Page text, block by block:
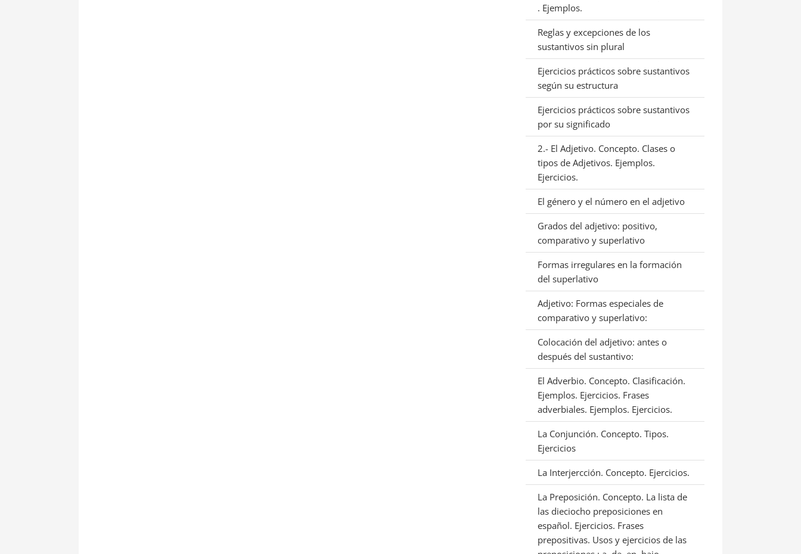
. Ejemplos.
Reglas y excepciones de los
sustantivos sin plural
Ejercicios prácticos sobre sustantivos
según su estructura
Ejercicios prácticos sobre sustantivos
por su significado
2.- El Adjetivo. Concepto. Clases o
tipos de Adjetivos. Ejemplos.
Ejercicios.
El género y el número en el adjetivo
Grados del adjetivo: positivo,
comparativo y superlativo
Formas irregulares en la formación
del superlativo
Adjetivo: Formas especiales de
comparativo y superlativo:
Colocación del adjetivo: antes o
después del sustantivo:
El Adverbio. Concepto. Clasificación.
Ejemplos. Ejercicios. Frases
adverbiales. Ejemplos. Ejercicios.
La Conjunción. Concepto. Tipos.
Ejercicios
La Interjercción. Concepto. Ejercicios.
La Preposición. Concepto. La lista de
las dieciocho preposiciones en
español. Ejercicios. Frases
prepositivas. Usos y ejercicios de las